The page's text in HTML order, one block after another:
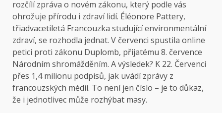
rozčílí zpráva o novém zákonu, který podle vás
ohrožuje přírodu i zdraví lidí. Éléonore Pattery,
třiadvacetiletá Francouzka studující environmentální
zdraví, se rozhodla jednat. V červenci spustila online
petici proti zákonu Duplomb, přijatému 8. července
Národním shromážděním. A výsledek? K 22. Červenci
přes 1,4 milionu podpisů, jak uvádí zprávy z
francouzských médií. To není jen číslo – je to důkaz,
že i jednotlivec může rozhýbat masy.